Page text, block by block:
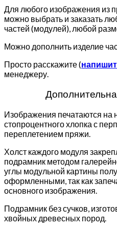
Для любого изображения из
можно выбрать и заказать
частей (модулей), любой
Можно дополнить изделие
Просто расскажите (
менеджеру.
Изображения печатаются на
стопроцентного хлопка с
переплетением пряжи.
Холст каждого модуля
подрамник методом
углы модульной картины
оформленными, так как
основного изображения.
Подрамник без сучков,
хвойных древесных пород.